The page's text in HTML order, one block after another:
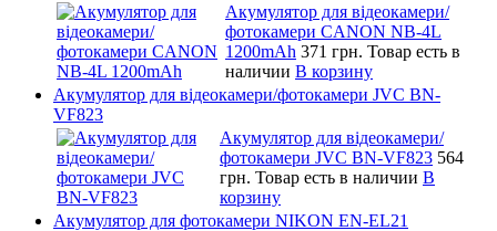
Акумулятор для відеокамери/
фотокамери CANON NB-4L
1200mAh 371 грн. Товар есть в
наличии В корзину
Акумулятор для відеокамери/фотокамери JVC BN-
VF823
Акумулятор для відеокамери/
фотокамери JVC BN-VF823 564
грн. Товар есть в наличии В
корзину
Акумулятор для фотокамери NIKON EN-EL21